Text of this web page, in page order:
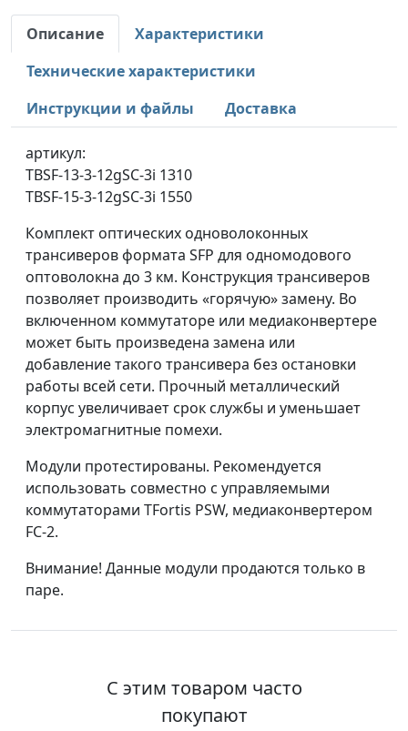
Описание
Характеристики
Технические характеристики
Инструкции и файлы
Доставка
артикул:
TBSF-13-3-12gSC-3i 1310
TBSF-15-3-12gSC-3i 1550
Комплект оптических одноволоконных
трансиверов формата SFP для одномодового
оптоволокна до 3 км. Конструкция трансиверов
позволяет производить «горячую» замену. Во
включенном коммутаторе или медиаконвертере
может быть произведена замена или
добавление такого трансивера без остановки
работы всей сети. Прочный металлический
корпус увеличивает срок службы и уменьшает
электромагнитные помехи.
Модули протестированы. Рекомендуется
использовать совместно с управляемыми
коммутаторами TFortis PSW, медиаконвертером
FC-2.
Внимание! Данные модули продаются только в
паре.
С этим товаром часто
покупают